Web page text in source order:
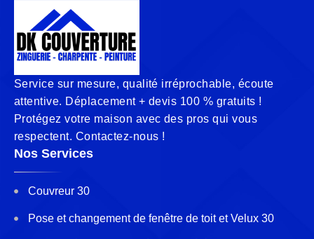
Service sur mesure, qualité irréprochable, écoute
attentive. Déplacement + devis 100 % gratuits !
Protégez votre maison avec des pros qui vous
respectent. Contactez-nous !
Nos Services
Couvreur 30
Pose et changement de fenêtre de toit et Velux 30